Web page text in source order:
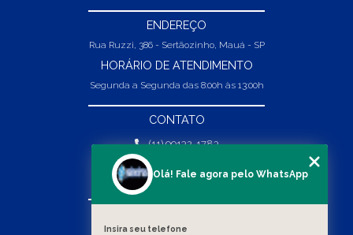
ENDEREÇO
Rua Ruzzi, 386 - Sertãozinho, Mauá - SP
HORÁRIO DE ATENDIMENTO
Segunda a Segunda das 8:00h às 13:00h
CONTATO
(11) 99132-1783
(11) 99132-1783
vendas@abpaineiras.com.br
Olá! Fale agora pelo WhatsApp
Insira seu telefone